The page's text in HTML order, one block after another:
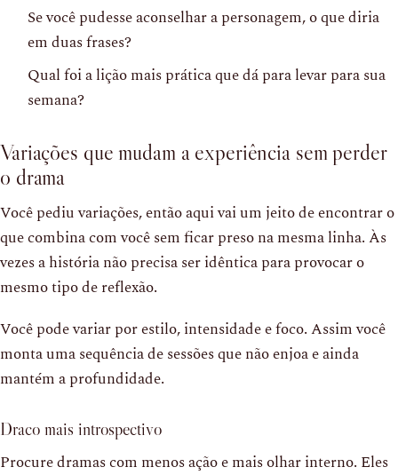
Se você pudesse aconselhar a personagem, o que diria
em duas frases?
Qual foi a lição mais prática que dá para levar para sua
semana?
Variações que mudam a experiência sem perder
o drama
Você pediu variações, então aqui vai um jeito de encontrar o
que combina com você sem ficar preso na mesma linha. Às
vezes a história não precisa ser idêntica para provocar o
mesmo tipo de reflexão.
Você pode variar por estilo, intensidade e foco. Assim você
monta uma sequência de sessões que não enjoa e ainda
mantém a profundidade.
Draco mais introspectivo
Procure dramas com menos ação e mais olhar interno. Eles